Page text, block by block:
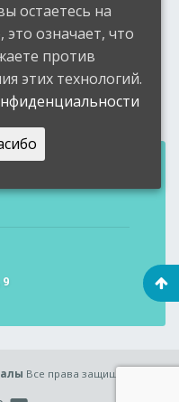
Все права защищены.
остаетесь на
означает, что
против
этих технологий.